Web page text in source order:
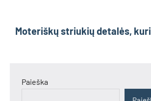
Moteriškų striukių detalės,
Paieška